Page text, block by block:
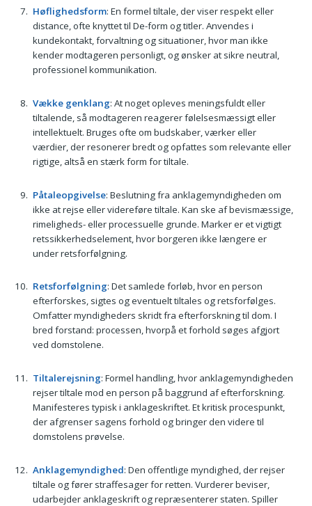
Høflighedsform: En formel tiltale, der viser respekt eller
distance, ofte knyttet til De-form og titler. Anvendes i
kundekontakt, forvaltning og situationer, hvor man ikke
kender modtageren personligt, og ønsker at sikre neutral,
professionel kommunikation.
Vække genklang: At noget opleves meningsfuldt eller
tiltalende, så modtageren reagerer følelsesmæssigt eller
intellektuelt. Bruges ofte om budskaber, værker eller
værdier, der resonerer bredt og opfattes som relevante eller
rigtige, altså en stærk form for tiltale.
Påtaleopgivelse: Beslutning fra anklagemyndigheden om
ikke at rejse eller videreføre tiltale. Kan ske af bevismæssige,
rimeligheds- eller processuelle grunde. Marker er et vigtigt
retssikkerhedselement, hvor borgeren ikke længere er
under retsforfølgning.
Retsforfølgning: Det samlede forløb, hvor en person
efterforskes, sigtes og eventuelt tiltales og retsforfølges.
Omfatter myndigheders skridt fra efterforskning til dom. I
bred forstand: processen, hvorpå et forhold søges afgjort
ved domstolene.
Tiltalerejsning: Formel handling, hvor anklagemyndigheden
rejser tiltale mod en person på baggrund af efterforskning.
Manifesteres typisk i anklageskriftet. Et kritisk procespunkt,
der afgrenser sagens forhold og bringer den videre til
domstolens prøvelse.
Anklagemyndighed: Den offentlige myndighed, der rejser
tiltale og fører straffesager for retten. Vurderer beviser,
udarbejder anklageskrift og repræsenterer staten. Spiller